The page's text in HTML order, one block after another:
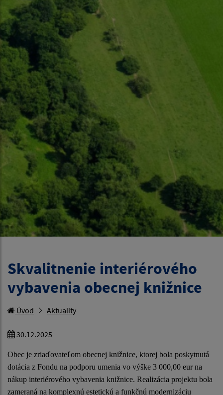
Skvalitnenie interiérového
vybavenia obecnej knižnice
Úvod Aktuality
30.12.2025
Obec je zriaďovateľom obecnej knižnice, ktorej bola poskytnutá
dotácia z Fondu na podporu umenia vo výške 3 000,00 eur na
nákup interiérového vybavenia knižnice. Realizácia projektu bola
zameraná na komplexnú estetickú a funkčnú modernizáciu